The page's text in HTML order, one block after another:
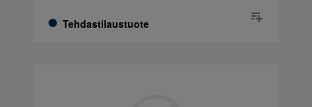
Tehdastilaustuote